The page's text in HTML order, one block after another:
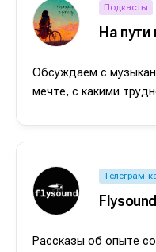
Подкасты
На пути
Обсуждаем с
мечте, с какими
Телеграм-
Flysound
Рассказы об опыте